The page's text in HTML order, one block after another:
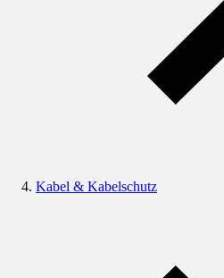
Kabel & Kabelschutz